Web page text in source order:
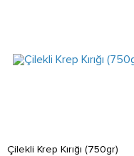
Çilekli Krep Kırığı (750gr)